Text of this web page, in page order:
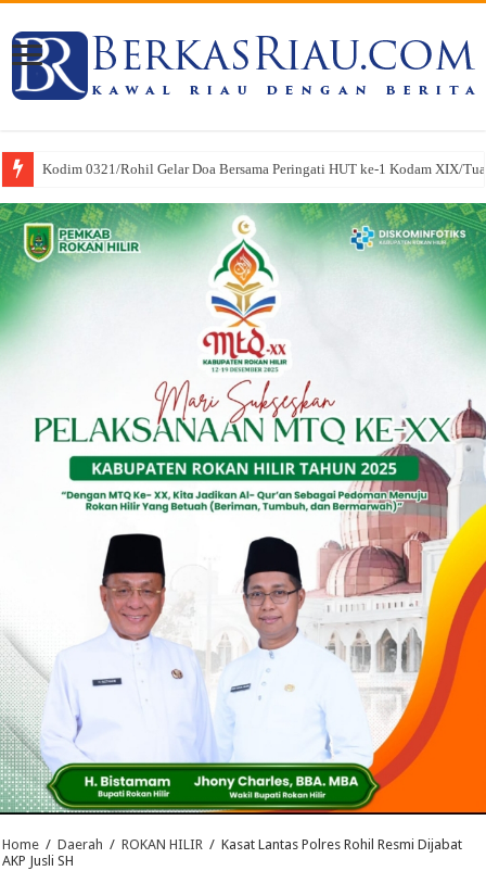
Kodim 0321/Rohil Gelar Doa Bersama Peringati HUT ke-1 Kodam XIX/
Home / Daerah / ROKAN HILIR / Kasat Lantas Polres Rohil Resmi Dijabat
AKP Jusli SH